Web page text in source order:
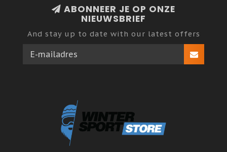
ABONNEER JE OP ONZE
NIEUWSBRIEF
And stay up to date with our latest offers